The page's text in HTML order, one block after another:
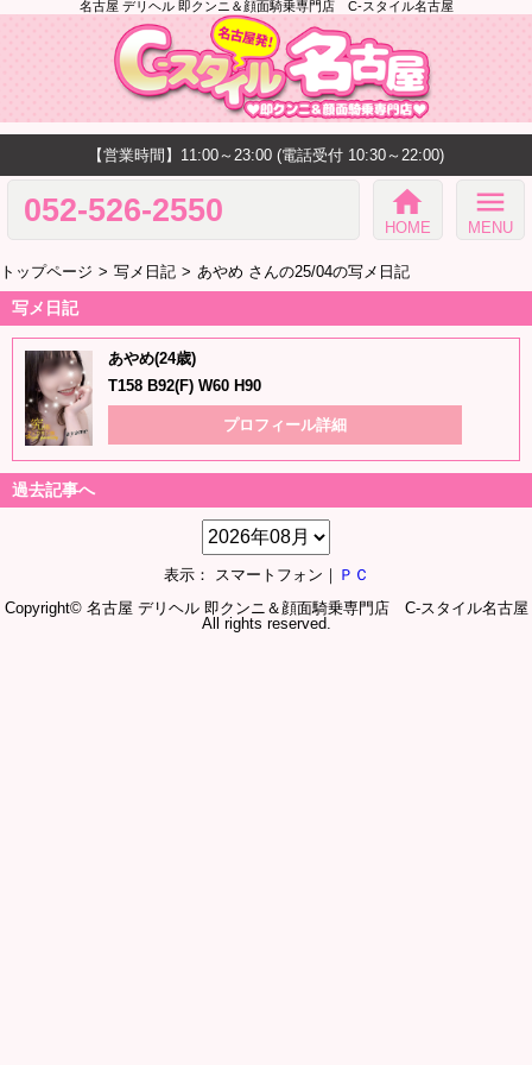
名古屋 デリヘル 即クンニ＆顔面騎乗専門店 C-スタイル名古屋
【営業時間】11:00～23:00 (電話受付 10:30～22:00)
052-526-2550 home
HOME
menu
MENU
トップページ 写メ日記 あやめ さんの25/04の写メ日記
写メ日記
あやめ(24歳)
T158 B92(F) W60 H90
プロフィール詳細
過去記事へ
表示： スマートフォン｜ ＰＣ
Copyright© 名古屋 デリヘル 即クンニ＆顔面騎乗専門店 C-スタイル名古屋
All rights reserved.